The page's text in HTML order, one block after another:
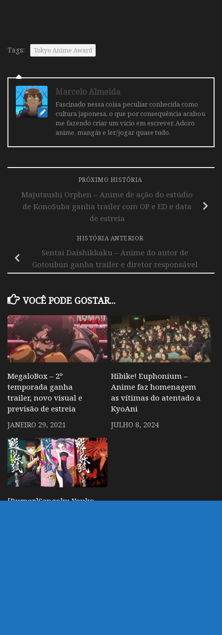
Tags: Tokyo Anime Award
Marcelo Almeida
Fascinado nessa coisa peculiar conhecida como
cultura japonesa, o que por consequência acabou
me fazendo criar um vicio em escrever. Adoro
anime, mangás e ler/jogar quase tudo.
PRÓXIMO HISTÓRIA
Majutsushi Orphen – Anime de ação do estúdio
de KonoSuba ganha trailer com OP e ED e data
de estreia
HISTÓRIA ANTERIOR
Sentai Daishikkaku – Anime do autor de
Gotoubun ganha trailer e diretor responsável
VOCÊ PODE GOSTAR...
MegaloBox – 2º
temporada ganha
trailer, novo visual e
previsão de estreia
JANEIRO 29, 2021
Hibike! Euphonium –
Anime faz homenagem
as vítimas do atentado a
KyoAni
JULHO 8, 2024
[Rumor]Sengoku Youko